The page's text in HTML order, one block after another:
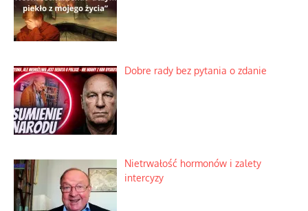
Dobre rady bez pytania o zdanie
Nietrwałość hormonów i zalety
intercyzy